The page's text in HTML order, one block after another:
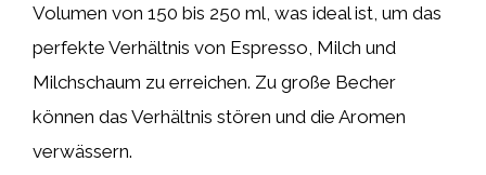
Volumen von 150 bis 250 ml, was ideal ist, um das
perfekte Verhältnis von Espresso, Milch und
Milchschaum zu erreichen. Zu große Becher
können das Verhältnis stören und die Aromen
verwässern.